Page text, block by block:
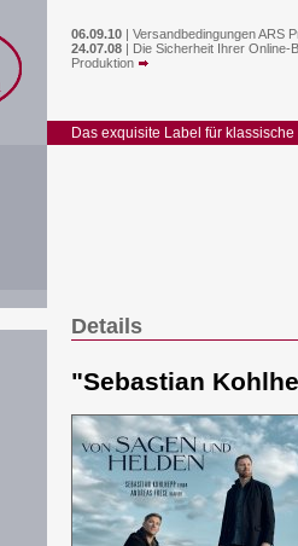
06.09.10 | Versandbedingungen ARS
24.07.08 | Die Sicherheit Ihrer Online-
Produktion
Das exquisite Label für klassische
Details
"Sebastian